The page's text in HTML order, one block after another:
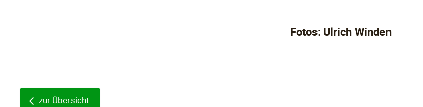
Fotos: Ulrich Winden
zur Übersicht